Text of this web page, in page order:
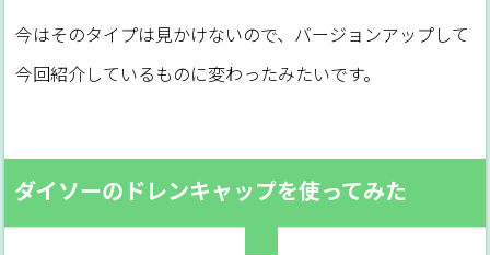
今はそのタイプは見かけないので、バージョンアップして
今回紹介しているものに変わったみたいです。
ダイソーのドレンキャップを使ってみた